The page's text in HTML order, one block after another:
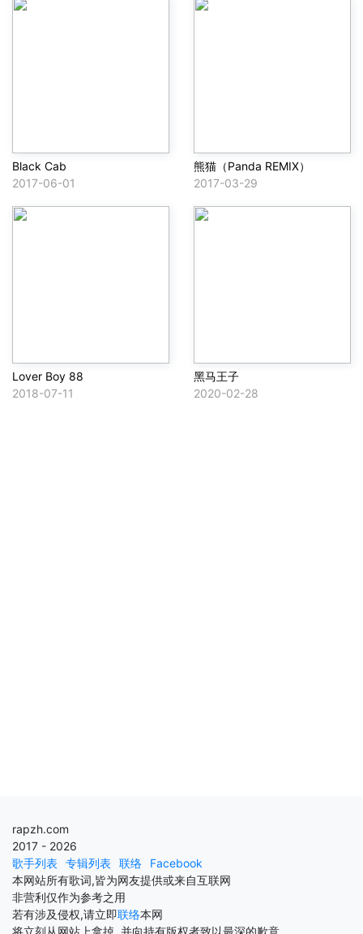
Black Cab
2017-06-01
熊猫（Panda REMIX）
2017-03-29
Lover Boy 88
2018-07-11
黑马王子
2020-02-28
rapzh.com
2017 - 2026
歌手列表 专辑列表 联络
Facebook
本网站所有歌词,皆为网友提供或来自互联网
非营利仅作为参考之用
若有涉及侵权,请立即联络本网
将立刻从网站上拿掉, 并向持有版权者致以最深的歉意